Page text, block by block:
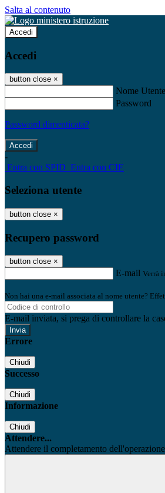
Salta al contenuto
Accedi
Accedi
button close ×
Nome Utente
Password
Password dimenticata?
-
Entra con SPID Entra con CIE
Seleziona utente
button close ×
Recupero password
button close ×
E-mail Verrà
Non hai una e-mail associata al nome utente?
E-mail inviata, si prega di controllare la
Errore
Chiudi
Successo
Chiudi
Informazione
Chiudi
Attendere...
Attendere il completamento